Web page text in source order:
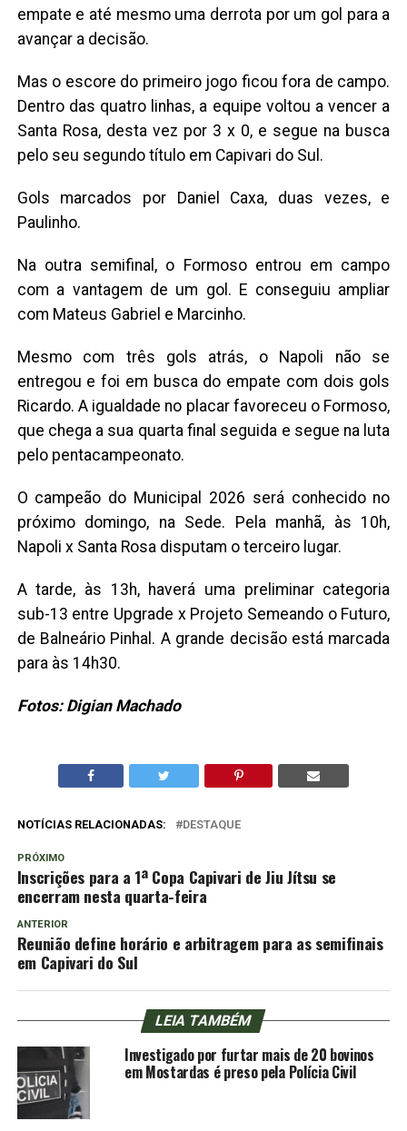
empate e até mesmo uma derrota por um gol para a
avançar a decisão.
Mas o escore do primeiro jogo ficou fora de campo.
Dentro das quatro linhas, a equipe voltou a vencer a
Santa Rosa, desta vez por 3 x 0, e segue na busca
pelo seu segundo título em Capivari do Sul.
Gols marcados por Daniel Caxa, duas vezes, e
Paulinho.
Na outra semifinal, o Formoso entrou em campo
com a vantagem de um gol. E conseguiu ampliar
com Mateus Gabriel e Marcinho.
Mesmo com três gols atrás, o Napoli não se
entregou e foi em busca do empate com dois gols
Ricardo. A igualdade no placar favoreceu o Formoso,
que chega a sua quarta final seguida e segue na luta
pelo pentacampeonato.
O campeão do Municipal 2026 será conhecido no
próximo domingo, na Sede. Pela manhã, às 10h,
Napoli x Santa Rosa disputam o terceiro lugar.
A tarde, às 13h, haverá uma preliminar categoria
sub-13 entre Upgrade x Projeto Semeando o Futuro,
de Balneário Pinhal. A grande decisão está marcada
para às 14h30.
Fotos: Digian Machado
NOTÍCIAS RELACIONADAS: DESTAQUE
PRÓXIMO
Inscrições para a 1ª Copa Capivari de Jiu Jítsu se
encerram nesta quarta-feira
ANTERIOR
Reunião define horário e arbitragem para as semifinais
em Capivari do Sul
LEIA TAMBÉM
Investigado por furtar mais de 20 bovinos
em Mostardas é preso pela Polícia Civil